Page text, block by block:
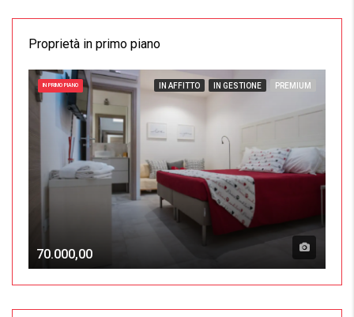
Proprietà in primo piano
IN PRIMO PIANO IN AFFITTO IN GESTIONE PREMIUM
70.000,00